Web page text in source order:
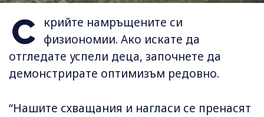
С
крийте намръщените си
физиономии. Ако искате да
отгледате успели деца, започнете да
демонстрирате оптимизъм редовно.
“Нашите схващания и нагласи се пренасят